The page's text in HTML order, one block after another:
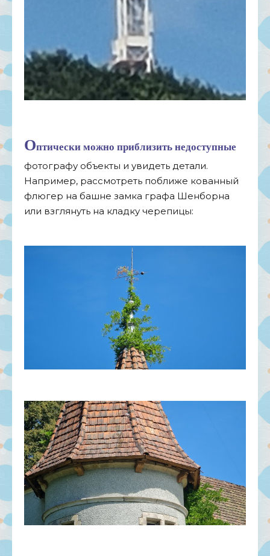
Оптически можно приблизить недоступные
фотографу объекты и увидеть детали.
Например, рассмотреть поближе кованный
флюгер на башне замка графа Шенборна
или взглянуть на кладку черепицы: